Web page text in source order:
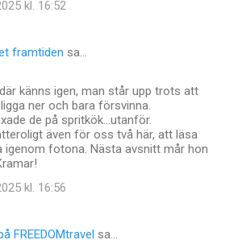
kl. 16:52
framtiden sa…
känns igen, man står upp trots att
ner och bara försvinna.
de på spritkök...utanför.
även för oss två här, att läsa
igenom fotona. Nästa avsnitt mår hon
kl. 16:56
FREEDOMtravel sa…